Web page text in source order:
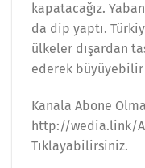
kapatacağız.
da dip yaptı.
ülkeler dışardan
ederek
Kanala Abone
http://wedia.link/
Tıklayabilirsiniz.